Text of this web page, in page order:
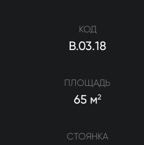
КОД
B.03.18
ПЛОЩАДЬ
65 м2
СТОЯНКА